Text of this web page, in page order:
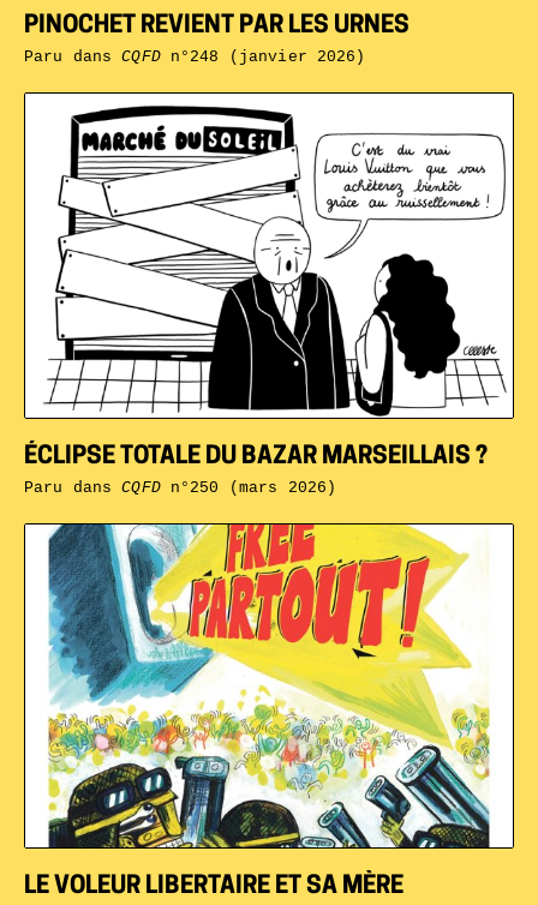
LE VOLEUR LIBERTAIRE ET SA MÈRE
ÉCLIPSE TOTALE DU BAZAR MARSEILLAIS ?
Paru dansCQFDn°250 (mars 2026)
PINOCHET REVIENT PAR LES URNES
Paru dansCQFDn°248 (janvier 2026)